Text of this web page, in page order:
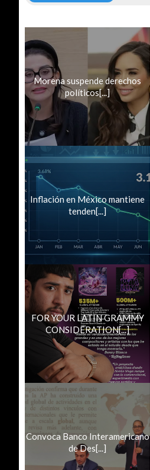
Morena suspende derechos
políticos[...]
Inflación en México mantiene
tenden[...]
FOR YOUR LATIN GRAMMY
CONSIDERATION[...]
Convoca Banco Interamericano
de Des[...]